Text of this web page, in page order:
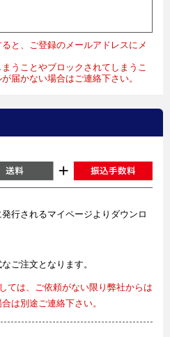
と、ご登録のメールアドレスにメ
うことやブロックされてしまうこ
届かない場合はご連絡下さい。
行されるマイページよりダウンロ
ご注文となります。
ては、ご依頼がない限り弊社からは
は別途ご連絡下さい。